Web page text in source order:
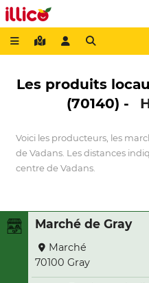
Les produits
(70140) -
Voici les producteurs, les
de Vadans. Les distances
centre de Vadans.
Marché de Gray
Marché
70100 Gray